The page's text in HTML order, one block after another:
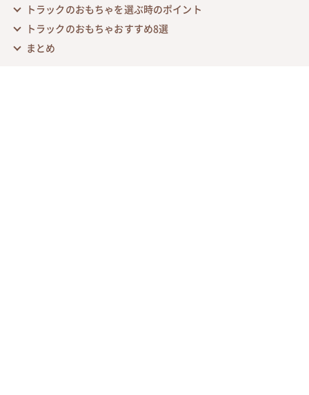
トラックのおもちゃを選ぶ時のポイント
トラックのおもちゃおすすめ8選
まとめ